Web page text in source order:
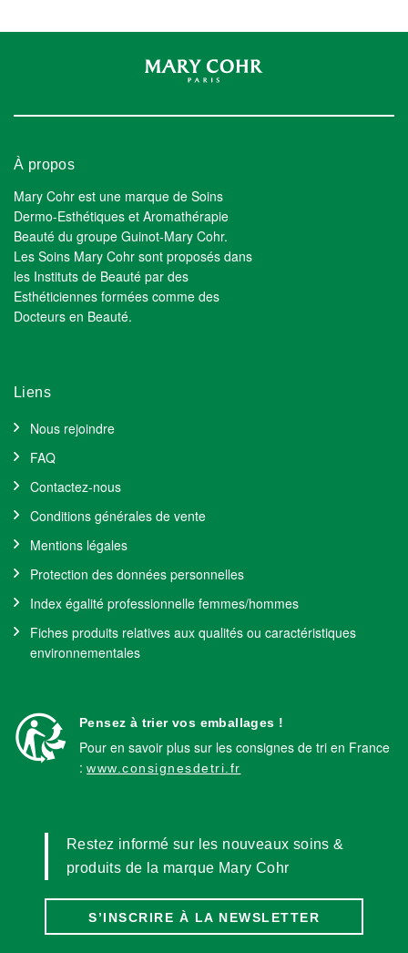
À propos
Mary Cohr est une marque de Soins
Dermo-Esthétiques et Aromathérapie
Beauté du groupe Guinot-Mary Cohr.
Les Soins Mary Cohr sont proposés dans
les Instituts de Beauté par des
Esthéticiennes formées comme des
Docteurs en Beauté.
Liens
Nous rejoindre
FAQ
Contactez-nous
Conditions générales de vente
Mentions légales
Protection des données personnelles
Index égalité professionnelle femmes/hommes
Fiches produits relatives aux qualités ou caractéristiques
environnementales
Pensez à trier vos emballages !
Pour en savoir plus sur les consignes de tri en France
: www.consignesdetri.fr
Restez informé sur les nouveaux soins &
produits de la marque Mary Cohr
S’INSCRIRE À LA NEWSLETTER